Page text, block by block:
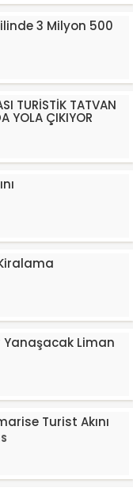
3 Milyon 500
TURİSTİK TATVAN
YOLA ÇIKIYOR
Yanaşacak Liman
Turist Akını